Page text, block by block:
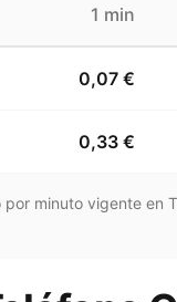
1 min
0,07 €
0,33 €
minuto vigente en